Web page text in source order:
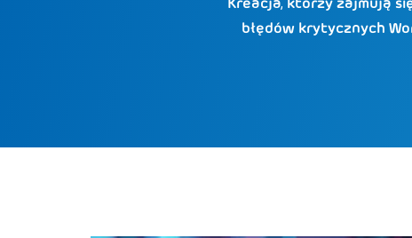
Kreacja, którzy zajmują
błędów krytycznych